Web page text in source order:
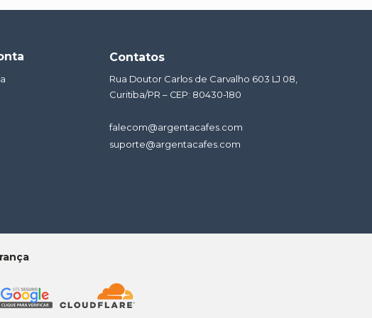
Contatos
Rua Doutor Carlos de Carvalho 603 LJ 08,
Curitiba/PR – CEP: 80430-180
falecom@argentacafes.com
suporte@argentacafes.com